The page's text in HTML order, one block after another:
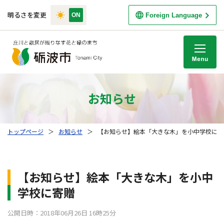
明るさを変更 Foreign Language
お知らせ
トップページ ＞ お知らせ ＞ 【お知らせ】絵本「大きな木」を小中学校に
【お知らせ】絵本「大きな木」を小中
学校に寄贈
公開日時：2018年06月26日 16時25分